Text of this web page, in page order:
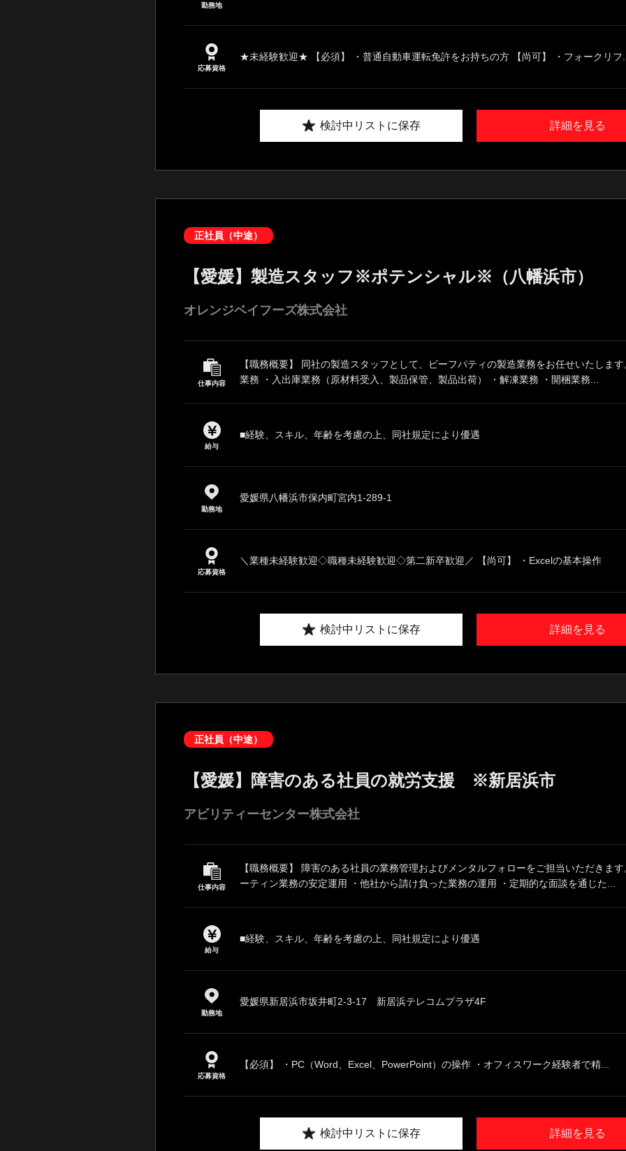
勤務地
応募資格
★未経験歓迎★ 【必須】 ・普通自動車運転免許をお持ちの方 【尚可】 ・フォークリフ
詳細を見る
検討中リストに保存
正社員（中途）
【愛媛】製造スタッフ※ポテンシャル※（八幡浜市）
オレンジベイフーズ株式会社
仕事内容
【職務概要】 同社の製造スタッフとして、ビーフパティの製造業務をお任せいたしま
業務 ・入出庫業務（原材料受入、製品保管、製品出荷） ・解凍業務 ・開梱業務...
給与
■経験、スキル、年齢を考慮の上、同社規定により優遇
勤務地
愛媛県八幡浜市保内町宮内1-289-1
応募資格
＼業種未経験歓迎◇職種未経験歓迎◇第二新卒歓迎／ 【尚可】 ・Excelの基本操作
詳細を見る
検討中リストに保存
正社員（中途）
【愛媛】障害のある社員の就労支援 ※新居浜市
アビリティーセンター株式会社
仕事内容
【職務概要】 障害のある社員の業務管理およびメンタルフォローをご担当いただきま
ーティン業務の安定運用 ・他社から請け負った業務の運用 ・定期的な面談を通じた...
給与
■経験、スキル、年齢を考慮の上、同社規定により優遇
勤務地
愛媛県新居浜市坂井町2-3-17 新居浜テレコムプラザ4F
応募資格
【必須】 ・PC（Word、Excel、PowerPoint）の操作 ・オフィスワーク経験者で精...
詳細を見る
検討中リストに保存